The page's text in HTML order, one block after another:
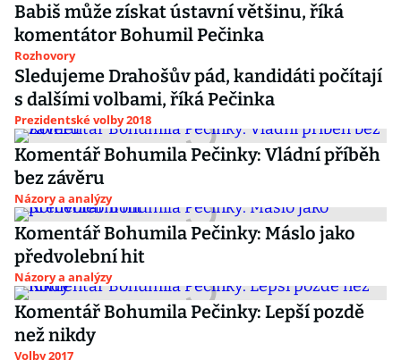
Babiš může získat ústavní většinu, říká
komentátor Bohumil Pečinka
Rozhovory
Sledujeme Drahošův pád, kandidáti počítají
s dalšími volbami, říká Pečinka
Prezidentské volby 2018
Komentář Bohumila Pečinky: Vládní příběh
bez závěru
Názory a analýzy
Komentář Bohumila Pečinky: Máslo jako
předvolební hit
Názory a analýzy
Komentář Bohumila Pečinky: Lepší pozdě
než nikdy
Volby 2017